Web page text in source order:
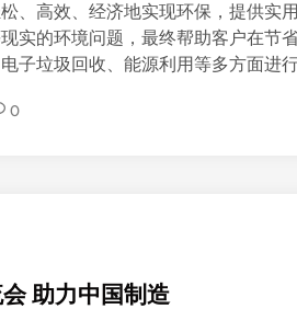
、高效、经济地实现环保，提供实
实的环境问题，最终帮助客户在节
子垃圾回收、能源利用等多方面进
0
助力中国制造